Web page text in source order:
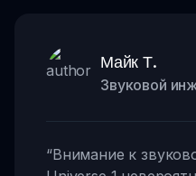
Майк Т.
Звуковой
“Внимание к